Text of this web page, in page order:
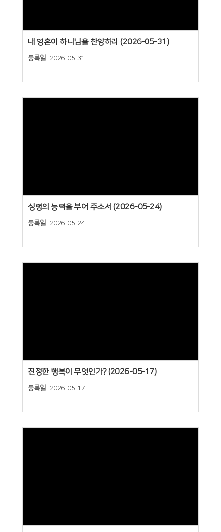
내 영혼아 하나님을 찬양하라 (2026-05-31)
등록일 2026-05-31
성령의 능력을 부어 주소서 (2026-05-24)
등록일 2026-05-24
진정한 행복이 무엇인가? (2026-05-17)
등록일 2026-05-17